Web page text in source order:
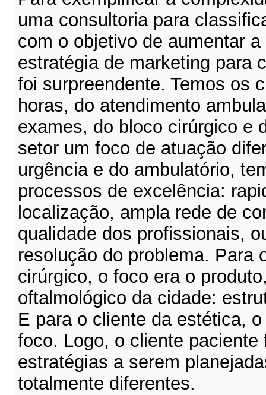
uma consultoria para
com o objetivo de aumentar
estratégia de marketing para
foi surpreendente. Temos os
horas, do atendimento
exames, do bloco cirúrgico e
setor um foco de atuação
urgência e do ambulatório,
processos de excelência:
localização, ampla rede de
qualidade dos profissionais,
resolução do problema. Para
cirúrgico, o foco era o
oftalmológico da cidade:
E para o cliente da estética,
foco. Logo, o cliente paciente
estratégias a serem
totalmente diferentes.